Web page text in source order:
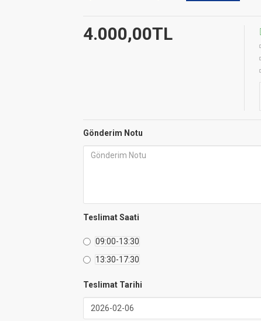
4.000,00TL
Gönderim Notu
Teslimat Saati
09:00-13:30
13:30-17:30
Teslimat Tarihi